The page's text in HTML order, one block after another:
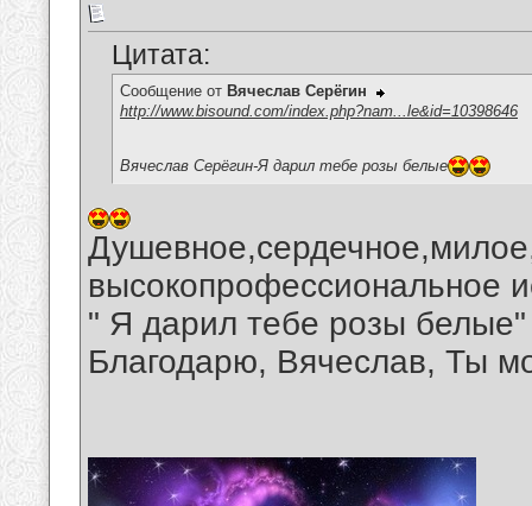
Цитата:
Сообщение от Вячеслав Серёгин
http://www.bisound.com/index.php?nam...le&id=10398646
Вячеслав Серёгин-Я дарил тебе розы белые
высокопрофессиональное
" Я дарил тебе розы
Благодарю, Вячеслав, Ты